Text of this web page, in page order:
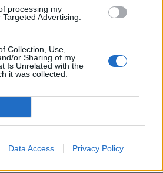
processing my
Advertising.
Collection, Use,
or Sharing of my
Is Unrelated with the
it was collected.
Data Access Privacy Policy
|TaggedCalvin Klein,FKA Twigs,video